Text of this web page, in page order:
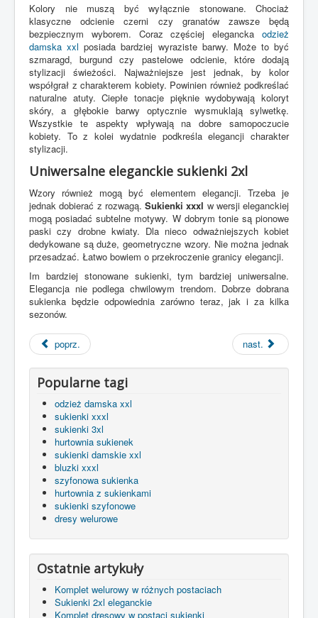
Kolory nie muszą być wyłącznie stonowane. Chociaż
klasyczne odcienie czerni czy granatów zawsze będą
bezpiecznym wyborem. Coraz częściej elegancka odzież
damska xxl posiada bardziej wyraziste barwy. Może to być
szmaragd, burgund czy pastelowe odcienie, które dodają
stylizacji świeżości. Najważniejsze jest jednak, by kolor
współgrał z charakterem kobiety. Powinien również podkreślać
naturalne atuty. Ciepłe tonacje pięknie wydobywają koloryt
skóry, a głębokie barwy optycznie wysmuklają sylwetkę.
Wszystkie te aspekty wpływają na dobre samopoczucie
kobiety. To z kolei wydatnie podkreśla elegancji charakter
stylizacji.
Uniwersalne eleganckie sukienki 2xl
Wzory również mogą być elementem elegancji. Trzeba je
jednak dobierać z rozwagą. Sukienki xxxl w wersji eleganckiej
mogą posiadać subtelne motywy. W dobrym tonie są pionowe
paski czy drobne kwiaty. Dla nieco odważniejszych kobiet
dedykowane są duże, geometryczne wzory. Nie można jednak
przesadzać. Łatwo bowiem o przekroczenie granicy elegancji.
Im bardziej stonowane sukienki, tym bardziej uniwersalne.
Elegancja nie podlega chwilowym trendom. Dobrze dobrana
sukienka będzie odpowiednia zarówno teraz, jak i za kilka
sezonów.
poprz. nast.
Popularne tagi
odzież damska xxl
sukienki xxxl
sukienki 3xl
hurtownia sukienek
sukienki damskie xxl
bluzki xxxl
szyfonowa sukienka
hurtownia z sukienkami
sukienki szyfonowe
dresy welurowe
Ostatnie artykuły
Komplet welurowy w różnych postaciach
Sukienki 2xl eleganckie
Komplet dresowy w postaci sukienki